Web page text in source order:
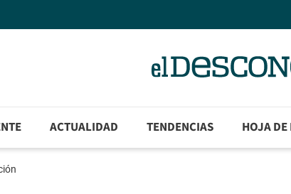
ACTUALIDAD TENDENCIAS HOJA DE